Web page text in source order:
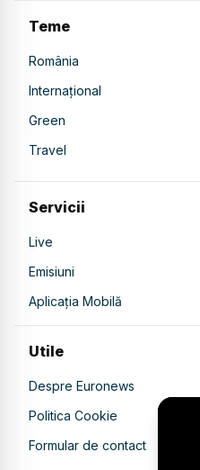
Teme
România
Internațional
Green
Travel
Servicii
Live
Emisiuni
Aplicația Mobilă
Utile
Despre Euronews
Politica Cookie
Formular de contact